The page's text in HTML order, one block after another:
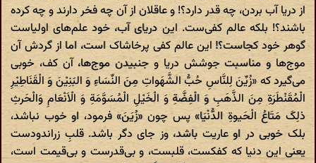
از دریا آب بردن، چه قدر دارد؟! و عاقلان از آن چه فخر دارند و چه کرده
باشند؟! بلکه عالم کفی‌ست. این دریای آب، خود علم‌های اولیاست
گوهر خود کجاست؟! این عالم کفی پرخاشاک است، اما از گردش آن
موج‌ها و مناسبت جوشش دریا و جنبیدن موج‌ها، آن کف، خوبی
می‌گیرد که «زُیِّنَ لِلنَّاسِ حُبُّ الشَّهَواتِ مِنَ النِّسَاءِ وَ البَنِیْنَ وَ الْقَنَاطِیْرِ
الْمُقَنْطَرَةِ مِنَ الذَّهَبِ وَ الْفِضَّةِ وَ الْخَیْلِ الْمُسَوَّمَةِ وَ الْاَنْعَامِ وَالْحَرثِ
ذلِکَ مَتَاعُ الْحَیوةِ الدُّنْیَا» پس چون «زُیَنَ» فرمود، او خوب نباشد،
بلک خوبی در او عاریت باشد، وز جای دگر باشد. قلبِ زراندودست
یعنی این دنیا که کفکست، قلبست، و بی‌قدرست و بی‌قیمت است،